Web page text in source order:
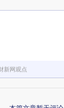
新网观点